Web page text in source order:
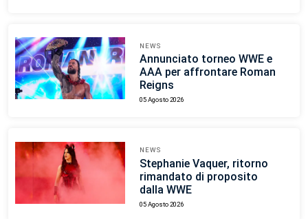
NEWS
Annunciato torneo WWE e
AAA per affrontare Roman
Reigns
05 Agosto 2026
NEWS
Stephanie Vaquer, ritorno
rimandato di proposito
dalla WWE
05 Agosto 2026